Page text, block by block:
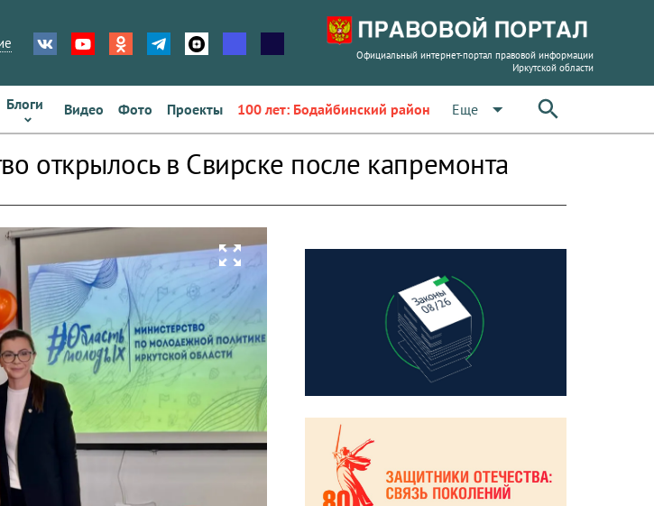
Официальный интернет-портал правовой информации
Иркутской области
Блоги Видео Фото Проекты 100 лет: Бодайбинский район Еще arrow_drop_down
открылось в Свирске после капремонта
zoom_out_map